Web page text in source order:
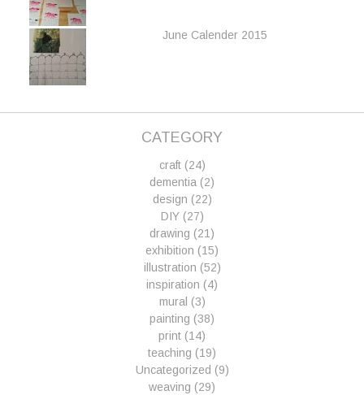
June Calender 2015
CATEGORY
craft(24)
dementia (2)
design (22)
DIY(27)
drawing (21)
exhibition (15)
illustration (52)
inspiration (4)
mural (3)
painting (38)
print (14)
teaching (19)
Uncategorized (9)
weaving (29)